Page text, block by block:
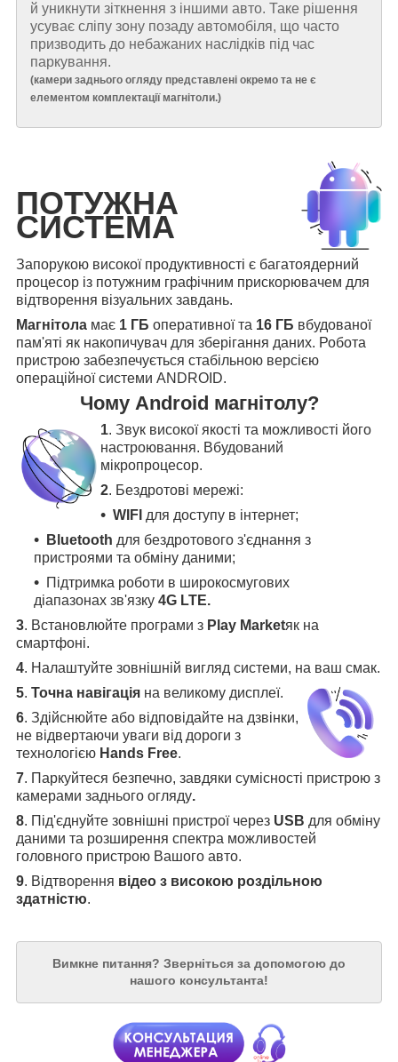
й уникнути зіткнення з іншими авто. Таке рішення
усуває сліпу зону позаду автомобіля, що часто
призводить до небажаних наслідків під час
паркування.
(камери заднього огляду представлені окремо та не є
елементом комплектації магнітоли.)
ПОТУЖНА
СИСТЕМА
Запорукою високої продуктивності є багатоядерний
процесор із потужним графічним прискорювачем для
відтворення візуальних завдань.
Магнітола має 1 ГБ оперативної та 16 ГБ вбудованої
пам'яті як накопичувач для зберігання даних. Робота
пристрою забезпечується стабільною версією
операційної системи ANDROID.
Чому Android магнітолу?
1. Звук високої якості та можливості його
настроювання. Вбудований
мікропроцесор.
2. Бездротові мережі:
WIFI для доступу в інтернет;
Bluetooth для бездротового з'єднання з
пристроями та обміну даними;
Підтримка роботи в широкосмугових
діапазонах зв'язку 4G LTE.
3. Встановлюйте програми з Play Marketяк на
смартфоні.
4. Налаштуйте зовнішній вигляд системи, на ваш смак.
5. Точна навігація на великому дисплеї.
6. Здійснюйте або відповідайте на дзвінки,
не відвертаючи уваги від дороги з
технологією Hands Free.
7. Паркуйтеся безпечно, завдяки сумісності пристрою з
камерами заднього огляду.
8. Під'єднуйте зовнішні пристрої через USB для обміну
даними та розширення спектра можливостей
головного пристрою Вашого авто.
9. Відтворення відео з високою роздільною
здатністю.
Вимкне питання? Зверніться за допомогою до
нашого консультанта!